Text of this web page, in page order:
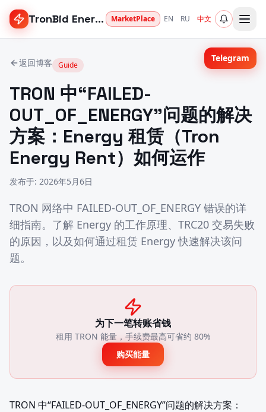
TronBid Energy MarketPlace EN RU 中文
返回博客 Guide
TRON 中“FAILED-
OUT_OF_ENERGY”问题的解决
方案：Energy 租赁（Tron
Energy Rent）如何运作
发布于: 2026年5月6日
TRON 网络中 FAILED-OUT_OF_ENERGY 错误的详
细指南。了解 Energy 的工作原理、TRC20 交易失败
的原因，以及如何通过租赁 Energy 快速解决该问
题。
为下一笔转账省钱
租用 TRON 能量，手续费最高可省约 80%
购买能量
TRON 中“FAILED-OUT_OF_ENERGY”问题的解决方案：
Telegram